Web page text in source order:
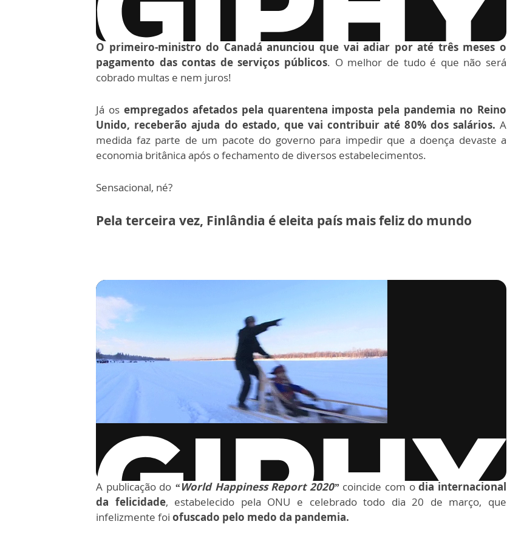
via GIPHY
O primeiro-ministro do Canadá anunciou que vai adiar por até três meses o
pagamento das contas de serviços públicos. O melhor de tudo é que não será
cobrado multas e nem juros!
Já osempregados afetados pela quarentena imposta pela pandemia no Reino
Unido, receberão ajuda do estado, que vai contribuir até 80% dos salários. A
medida faz parte de um pacote do governo para impedir que a doença devaste a
economia britânica após o fechamento de diversos estabelecimentos.
Sensacional, né?
Pela terceira vez, Finlândia é eleita país mais feliz do mundo
via GIPHY
A publicação do “World Happiness Report 2020”coincide com odia internacional
da felicidade, estabelecido pela ONU e celebrado todo dia 20 de março, que
infelizmente foi ofuscado pelo medo da pandemia.